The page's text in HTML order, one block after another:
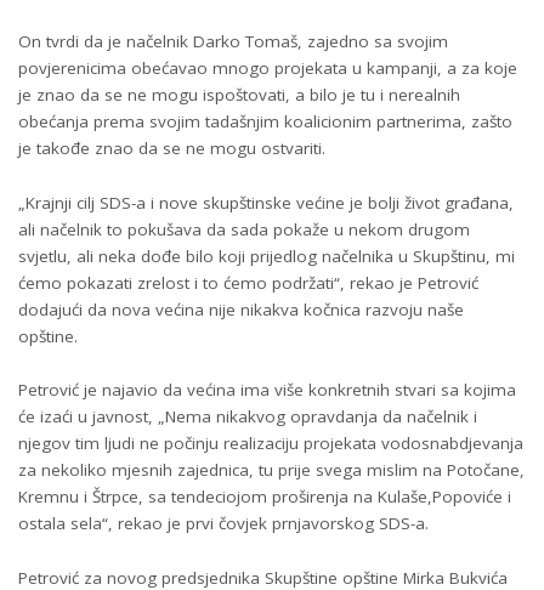
On tvrdi da je načelnik Darko Tomaš, zajedno sa svojim
povjerenicima obećavao mnogo projekata u kampanji, a za koje
je znao da se ne mogu ispoštovati, a bilo je tu i nerealnih
obećanja prema svojim tadašnjim koalicionim partnerima, zašto
je takođe znao da se ne mogu ostvariti.
„Krajnji cilj SDS-a i nove skupštinske većine je bolji život građana,
ali načelnik to pokušava da sada pokaže u nekom drugom
svjetlu, ali neka dođe bilo koji prijedlog načelnika u Skupštinu, mi
ćemo pokazati zrelost i to ćemo podržati“, rekao je Petrović
dodajući da nova većina nije nikakva kočnica razvoju naše
opštine.
Petrović je najavio da većina ima više konkretnih stvari sa kojima
će izaći u javnost, „Nema nikakvog opravdanja da načelnik i
njegov tim ljudi ne počinju realizaciju projekata vodosnabdjevanja
za nekoliko mjesnih zajednica, tu prije svega mislim na Potočane,
Kremnu i Štrpce, sa tendeciojom proširenja na Kulaše,Popoviće i
ostala sela“, rekao je prvi čovjek prnjavorskog SDS-a.
Petrović za novog predsjednika Skupštine opštine Mirka Bukvića